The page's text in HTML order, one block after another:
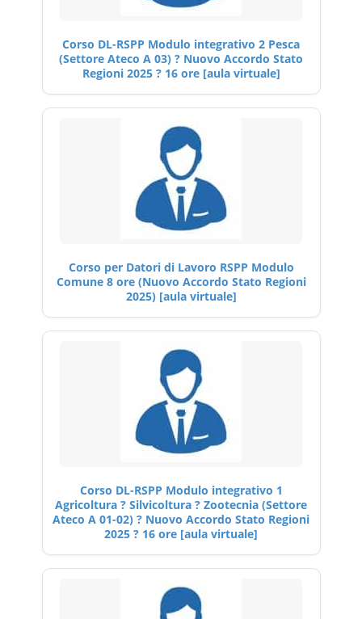
Corso DL-RSPP Modulo integrativo 2 Pesca
(Settore Ateco A 03) ? Nuovo Accordo Stato
Regioni 2025 ? 16 ore [aula virtuale]
Corso per Datori di Lavoro RSPP Modulo
Comune 8 ore (Nuovo Accordo Stato Regioni
2025) [aula virtuale]
Corso DL-RSPP Modulo integrativo 1
Agricoltura ? Silvicoltura ? Zootecnia (Settore
Ateco A 01-02) ? Nuovo Accordo Stato Regioni
2025 ? 16 ore [aula virtuale]